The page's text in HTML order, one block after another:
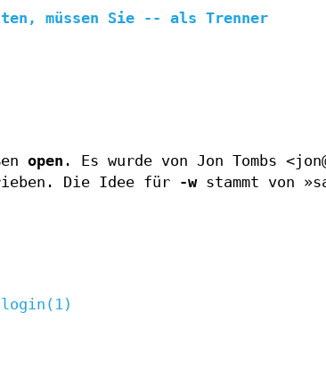
müssen Sie
--
als Trenner
open . Es wurde von Jon Tombs
Die Idee für
-wstammt von
login(1)